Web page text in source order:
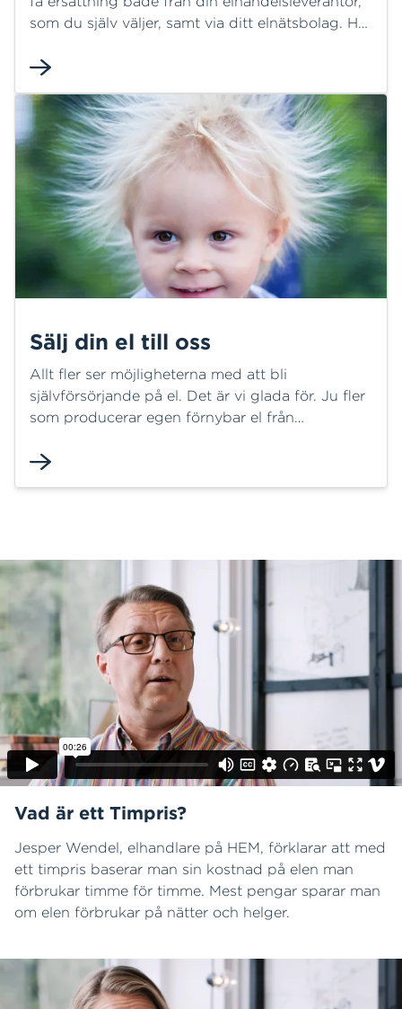
som du själv väljer, samt via ditt elnätsbolag. Här
HEM:s elnätsområde och den ersättning du får
Sälj din el till oss
Allt fler ser möjligheterna med att bli
självförsörjande på el. Det är vi glada för. Ju fler
som producerar egen förnybar el från
därför har vi ett erbjudande till dig!
Vad är ett Timpris?
Jesper Wendel, elhandlare på HEM, förklarar att med
ett timpris baserar man sin kostnad på elen man
förbrukar timme för timme. Mest pengar sparar man
om elen förbrukar på nätter och helger.